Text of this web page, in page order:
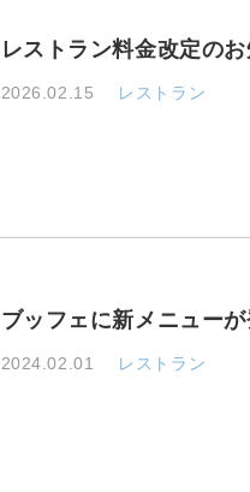
レストラン料金改定の
2026.02.15 レストラン
ブッフェに新メニューが
2024.02.01 レストラン